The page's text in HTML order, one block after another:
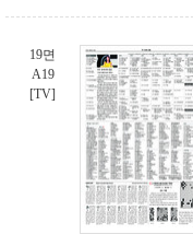
19면
A19
[TV]